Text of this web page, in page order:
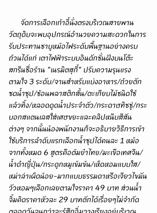
วัตถุดิบจะพบอุปกรณ์อำนวยความสะดวกในการ
รับประทานชาบูหม้อไฟระดับพื้นฐานอย่างครบ
ถ้วนได้แก่ เตาไฟฟ้าระบบอินดักชั่นฝังบนโต๊ะ
สกรีนชื่อร้าน "เนรมิตสุกี้" ปรับความรุนแรง
ตามใจ 3 ระดับ/จานสำหรับแบ่งอาหาร/ถ้วยตัก
ซดน้ำซุป/ช้อนพลาสติกสั้น/ตะเกียบไม้ชนิดใช้
แล้วทิ้ง/หลอดดูดน้ำประจำตัว/กระดาษทิชชู่/กระ
บอกสแตนเลสใส่เศษขยะและคลิปหนีบสีสัน
ต่างๆ จากนั้นน้องพนักงานก็จะอธิบายวิธีการเข้า
ใช้บริการลำดับแรกเลือกน้ำซุปได้คนละ 1 หม้อ
จากทั้งหมด 6 สูตรคือต้มยำไทย/มะเขือเทศจีน/
น้ำดำญี่ปุ่น/กระดูกหมูเข้มข้น/เห็ดหอมแบบใส/
หม่าล่าเผ็ดน้อย-มากแบบธรรมดาหรือเจียวไขมัน
วัวหอมๆเลือกเลยตามใจราคา 49 บาท ส่วนน้ำ
จิ้มคิดราคาหัวละ 29 บาทตักได้เรื่อยๆไม่จำกัด